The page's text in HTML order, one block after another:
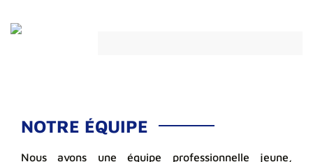
NOTRE ÉQUIPE
Nous avons une équipe professionnelle jeune,